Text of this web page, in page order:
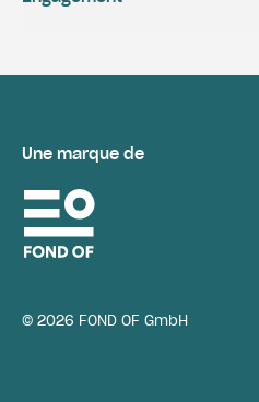
Une marque de
© 2026 FOND OF GmbH